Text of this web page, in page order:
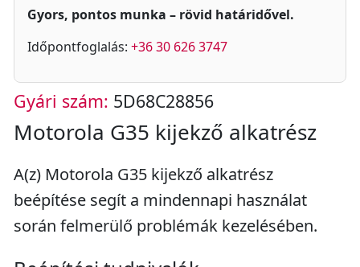
Gyors, pontos munka – rövid határidővel.
Időpontfoglalás: +36 30 626 3747
Gyári szám: 5D68C28856
Motorola G35 kijekző alkatrész
A(z) Motorola G35 kijekző alkatrész
beépítése segít a mindennapi használat
során felmerülő problémák kezelésében.